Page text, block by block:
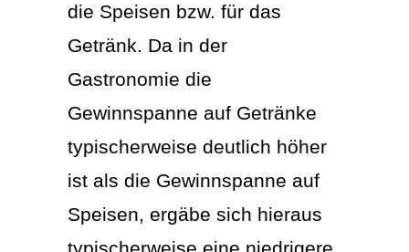
die Speisen bzw. für das
Getränk. Da in der
Gastronomie die
Gewinnspanne auf Getränke
typischerweise deutlich höher
ist als die Gewinnspanne auf
Speisen, ergäbe sich hieraus